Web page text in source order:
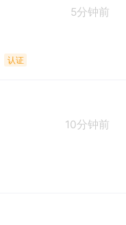
5分钟前
认证
10分钟前